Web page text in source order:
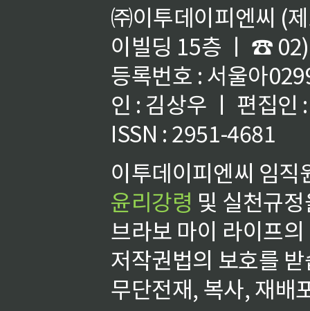
㈜이투데이피엔씨 (
이빌딩 15층 ㅣ ☎
등록번호 : 서울아
인 : 김상우 ㅣ 편집인
ISSN : 2951-4681
이투데이피엔씨 임
윤리강령 및 실천규
브라보 마이 라이프
저작권법의 보호를
무단전재, 복사, 재배